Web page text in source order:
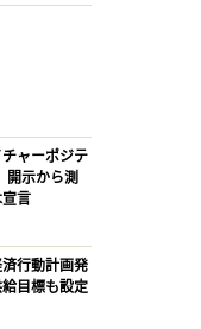
チャーポジテ
開示から測
言
済行動計画発
目標も設定